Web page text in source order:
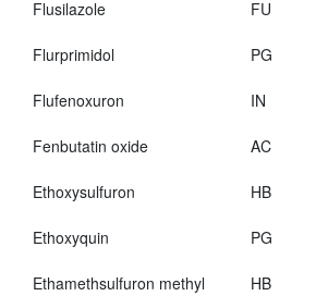
Flusilazole
FU
Flurprimidol
PG
Flufenoxuron
IN
Fenbutatin oxide
AC
Ethoxysulfuron
HB
Ethoxyquin
PG
Ethamethsulfuron methyl
HB